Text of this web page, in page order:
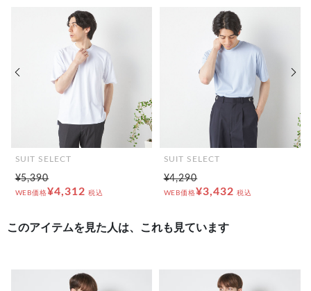
SUIT SELECT
¥5,390
WEB価格¥4,312 税込
SUIT SELECT
¥4,290
WEB価格¥3,432 税込
前の画像
このアイテムを見た人は、これも見ています